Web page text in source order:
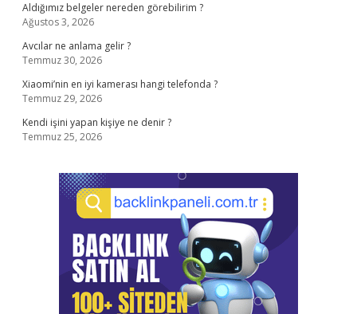
Aldığımız belgeler nereden görebilirim ?
Ağustos 3, 2026
Avcılar ne anlama gelir ?
Temmuz 30, 2026
Xiaomi’nin en iyi kamerası hangi telefonda ?
Temmuz 29, 2026
Kendi işini yapan kişiye ne denir ?
Temmuz 25, 2026